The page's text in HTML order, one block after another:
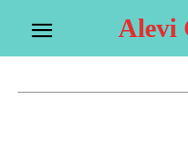
Alevi